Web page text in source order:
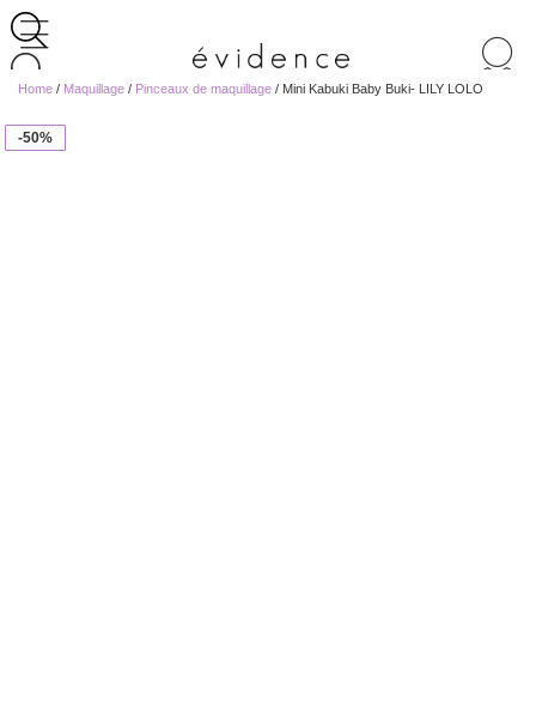
de
Home / Maquillage / Pinceaux de maquillage / Mini Kabuki Baby Buki- LILY LOLO
-50%